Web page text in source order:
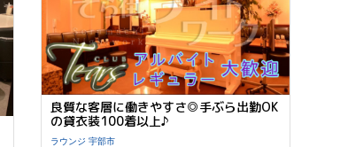
良質な客層に働きやすさ◎手ぶら出勤OK
の貸衣装100着以上♪
ラウンジ 宇部市